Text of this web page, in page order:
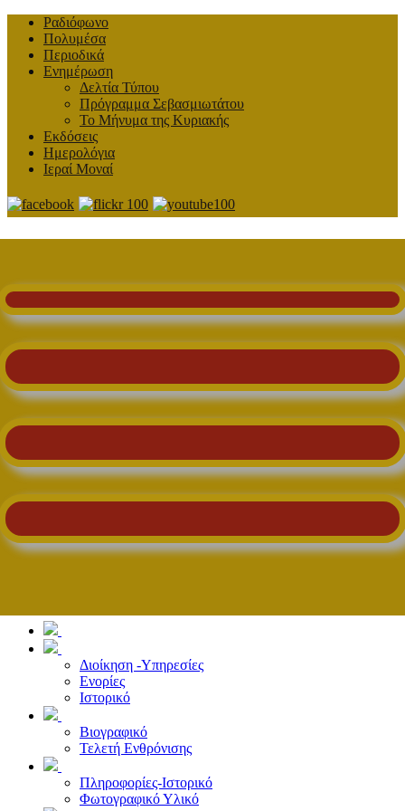
Ραδιόφωνο
Πολυμέσα
Περιοδικά
Ενημέρωση
Δελτία Τύπου
Πρόγραμμα Σεβασμιωτάτου
Το Μήνυμα της Κυριακής
Εκδόσεις
Ημερολόγια
Ιεραί Μοναί
Διοίκηση -Υπηρεσίες
Ενορίες
Ιστορικό
Βιογραφικό
Τελετή Ενθρόνισης
Πληροφορίες-Ιστορικό
Φωτογραφικό Υλικό